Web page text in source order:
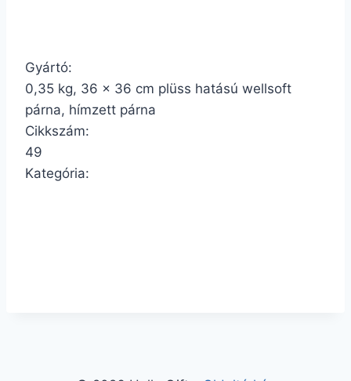
Gyártó:
0,35 kg, 36 x 36 cm plüss hatású wellsoft
párna, hímzett párna
Cikkszám:
49
Kategória: